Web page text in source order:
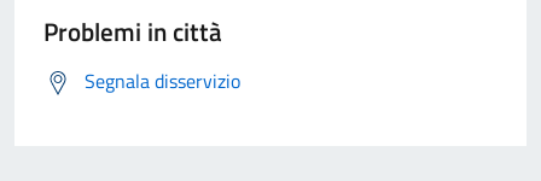
Problemi in città
Segnala disservizio